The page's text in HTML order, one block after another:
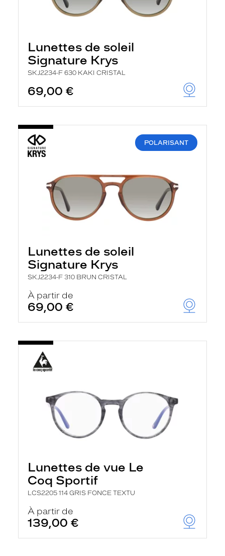
Lunettes de soleil
Signature Krys
SKJ2234-F 630 KAKI CRISTAL
69,00 €
POLARISANT
Lunettes de soleil
Signature Krys
SKJ2234-F 310 BRUN CRISTAL
À partir de
69,00 €
Lunettes de vue Le
Coq Sportif
LCS2205 114 GRIS FONCE TEXTU
À partir de
139,00 €